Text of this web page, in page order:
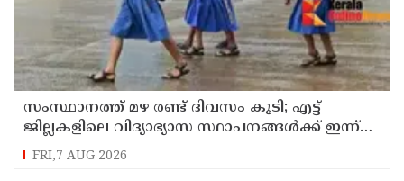
സംസ്ഥാനത്ത് മഴ രണ്ട് ദിവസം കൂടി; എട്ട്
ജില്ലകളിലെ വിദ്യാഭ്യാസ സ്ഥാപനങ്ങള്‍ക്ക് ഇന്ന്
അവധി
FRI,7 AUG 2026